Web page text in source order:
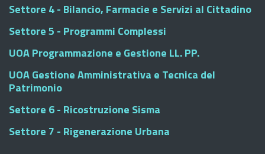
Settore 4 - Bilancio, Farmacie e Servizi al Cittadino
Settore 5 - Programmi Complessi
UOA Programmazione e Gestione LL. PP.
UOA Gestione Amministrativa e Tecnica del
Patrimonio
Settore 6 - Ricostruzione Sisma
Settore 7 - Rigenerazione Urbana